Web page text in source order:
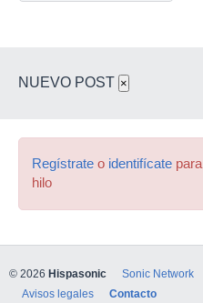
NUEVO POST ×
Regístrate o identifícate
hilo
© 2026 Hispasonic Sonic Network
Avisos legales
Contacto